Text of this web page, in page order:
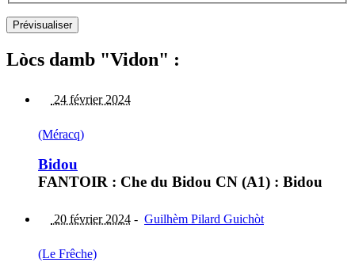
Lòcs damb "Vidon" :
24 février 2024
(Méracq)
Bidou
FANTOIR : Che du Bidou CN (A1) : Bidou
20 février 2024 - Guilhèm Pilard Guichòt
(Le Frêche)